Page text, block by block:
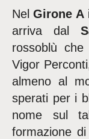
NelGirone A
arriva dal
rossoblù
Vigor
almeno al
sperati per i
nome sul
formazione di